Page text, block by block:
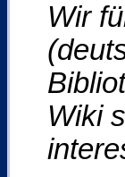
Wir
Wiki